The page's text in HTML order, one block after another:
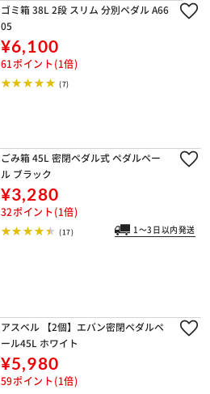
ゴミ箱 38L 2段 スリム 分別ペダル A66
05
¥6,100
61ポイント(1倍)
(7)
ごみ箱 45L 密閉ペダル式 ペダルペー
ル ブラック
¥3,280
32ポイント(1倍)
(17) 1～3日以内発送
アスベル 【2個】エバン密閉ペダルペ
ール45L ホワイト
¥5,980
59ポイント(1倍)